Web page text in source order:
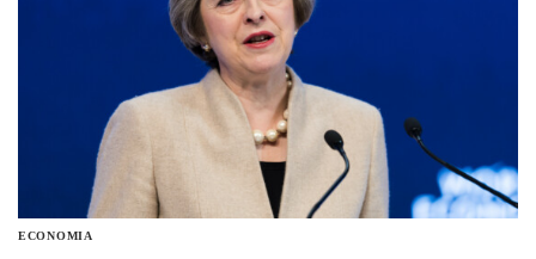
ECONOMIA